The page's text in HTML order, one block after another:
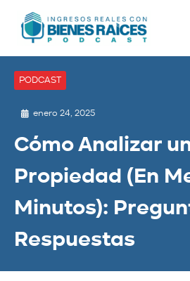
PODCAST
enero 24, 2025
Cómo Analizar
Propiedad (En
Minutos):
Respuestas